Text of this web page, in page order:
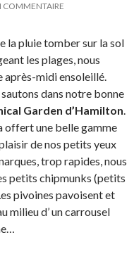
COMMENTAIRE
la pluie tomber sur la sol
les plages, nous
après-midi ensoleillé.
dans notre bonne
Garden d’Hamilton.
offert une belle gamme
de nos petits yeux
trop rapides, nous
petits chipmunks (petits
pivoines pavoisent et
milieu d’ un carrousel